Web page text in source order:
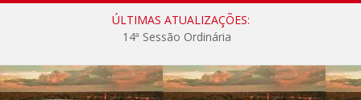
ÚLTIMAS ATUALIZAÇÕES:
14ª Sessão Ordinária